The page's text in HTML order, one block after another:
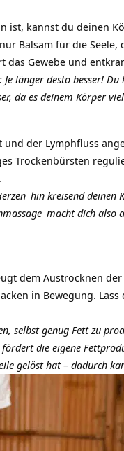
ist, kannst du deinen
Balsam für die Seele,
Gewebe und
länger desto besser! Du
da es deinem Körper
der Lymphfluss
Trockenbürsten
hin kreisend deinen
macht dich also
dem Austrocknen
in Bewegung.
selbst genug Fett zu
die eigene
gelöst hat – dadurch